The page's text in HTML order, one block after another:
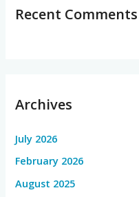
Recent Comments
Archives
July 2026
February 2026
August 2025